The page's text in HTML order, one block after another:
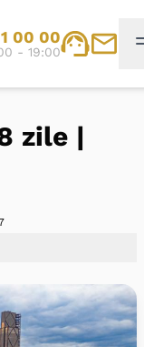
00 00
- 19:00
zile |